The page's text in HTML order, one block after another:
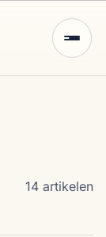
14 artikelen